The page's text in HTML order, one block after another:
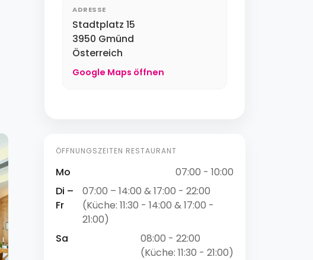
ADRESSE
Stadtplatz 15
3950 Gmünd
Österreich
Google Maps öffnen
ÖFFNUNGSZEITEN RESTAURANT
Mo
07:00 - 10:00
Di –
Fr
07:00 – 14:00 & 17:00 - 22:00
(Küche: 11:30 - 14:00 & 17:00 -
21:00)
Sa
08:00 - 22:00
(Küche: 11:30 - 21:00)